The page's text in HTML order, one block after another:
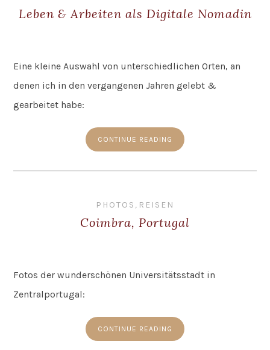
Leben & Arbeiten als Digitale Nomadin
Eine kleine Auswahl von unterschiedlichen Orten, an
denen ich in den vergangenen Jahren gelebt &
gearbeitet habe:
CONTINUE READING
PHOTOS , REISEN
Coimbra, Portugal
Fotos der wunderschönen Universitätsstadt in
Zentralportugal:
CONTINUE READING